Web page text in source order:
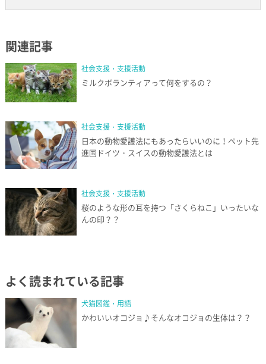
関連記事
社会支援・支援活動
ミルクボランティアって何をするの？
社会支援・支援活動
日本の動物愛護法にもあったらいいのに！ペット先
進国ドイツ・スイスの動物愛護法とは
社会支援・支援活動
桜のような形の耳を持つ「さくらねこ」いったいな
んの印？？
よく読まれている記事
犬猫図鑑・用語
かわいいオコジョ♪そんなオコジョの生体は？？